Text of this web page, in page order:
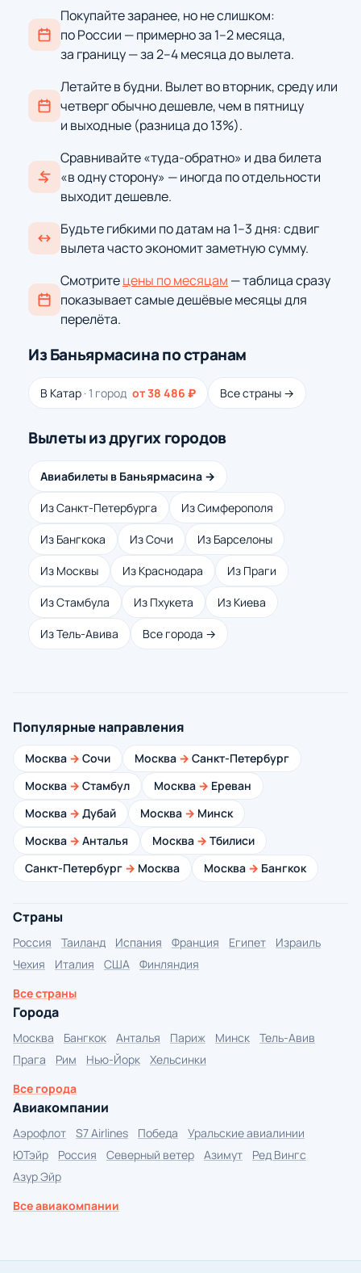
Покупайте заранее, но не слишком:
по России — примерно за 1–2 месяца,
за границу — за 2–4 месяца до вылета.
Летайте в будни. Вылет во вторник, среду или
четверг обычно дешевле, чем в пятницу
и выходные (разница до 13%).
Сравнивайте «туда-обратно» и два билета
«в одну сторону» — иногда по отдельности
выходит дешевле.
Будьте гибкими по датам на 1–3 дня: сдвиг
вылета часто экономит заметную сумму.
Смотритецены по месяцам — таблица сразу
показывает самые дешёвые месяцы для
перелёта.
Из Баньярмасина по странам
В Катар · 1 город от 38 486 ₽ Все страны →
Вылеты из других городов
Авиабилеты в Баньярмасина →
Из Санкт-Петербурга Из Симферополя
Из Бангкока Из Сочи Из Барселоны
Из Москвы Из Краснодара Из Праги
Из Стамбула Из Пхукета Из Киева
Из Тель-Авива Все города →
Популярные направления
Москва → Сочи Москва → Санкт-Петербург
Москва → Стамбул Москва → Ереван
Москва → Дубай Москва → Минск
Москва → Анталья Москва → Тбилиси
Санкт-Петербург → Москва Москва → Бангкок
Страны
Россия Таиланд Испания Франция Египет
Израиль
Чехия
Италия США
Финляндия
Все страны
Города
Москва Бангкок Анталья Париж Минск
Тель-Авив
Прага
Рим Нью-Йорк
Хельсинки
Все города
Авиакомпании
Аэрофлот S7 Airlines Победа
Уральские авиалинии
ЮТэйр
Россия Северный ветер Азимут
Ред Вингс
Азур Эйр
Все авиакомпании